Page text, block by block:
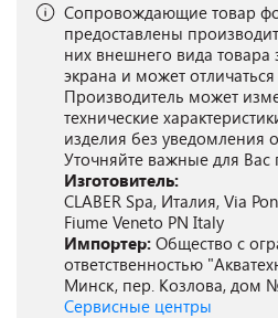
Сопровождающие товар
предоставлены
них внешнего вида товара
экрана и может
Производитель может
технические
изделия без уведомления
Уточняйте важные для
Изготовитель:
CLABER Spa, Италия, Via
Fiume Veneto PN Italy
Импортер: Общество с
ответственностью
Минск, пер. Козлова, дом
Сервисные центры